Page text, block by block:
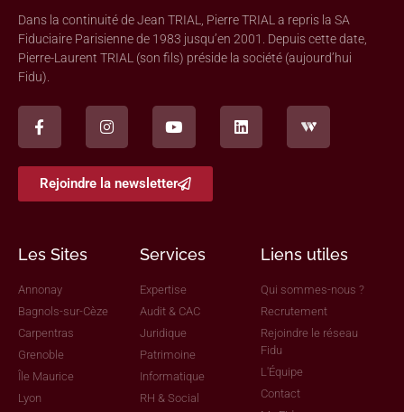
Dans la continuité de Jean TRIAL, Pierre TRIAL a repris la SA
Fiduciaire Parisienne de 1983 jusqu’en 2001. Depuis cette date,
Pierre-Laurent TRIAL (son fils) préside la société (aujourd’hui
Fidu).
Rejoindre la newsletter
Les Sites
Annonay
Bagnols-sur-Cèze
Carpentras
Grenoble
Île Maurice
Lyon
Services
Expertise
Audit & CAC
Juridique
Patrimoine
Informatique
RH & Social
Liens utiles
Qui sommes-nous ?
Recrutement
Rejoindre le réseau
Fidu
L'Équipe
Contact